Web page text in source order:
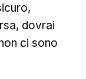
dovrai
ci sono